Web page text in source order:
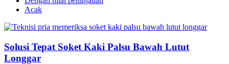
Acak
Solusi Tepat Soket Kaki Palsu Bawah Lutut
Longgar